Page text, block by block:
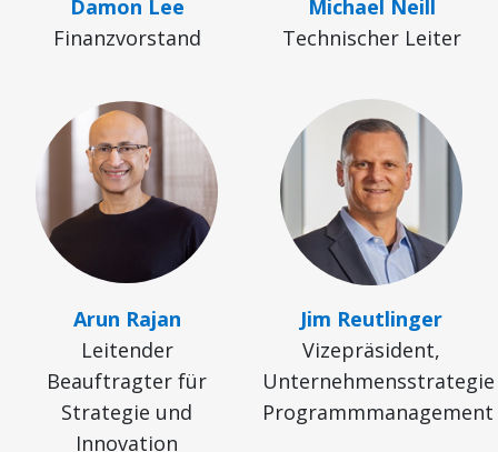
Damon Lee
Finanzvorstand
Michael Neill
Technischer Leiter
Arun Rajan
Leitender
Beauftragter für
Strategie und
Innovation
Jim Reutlinger
Vizepräsident,
Unternehmensstrategie
Programmmanagement